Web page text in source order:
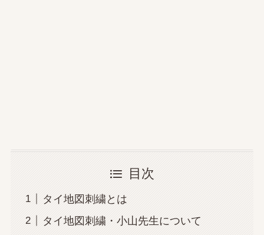
目次
タイ地図刺繍とは
タイ地図刺繍・小山先生について